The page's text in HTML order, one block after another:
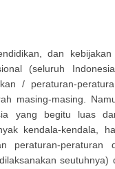
dan
(seluruh
/ peraturan-
masing-masing.
yang begitu luas
kendala-kendala,
peraturan-peraturan
seutuhnya)